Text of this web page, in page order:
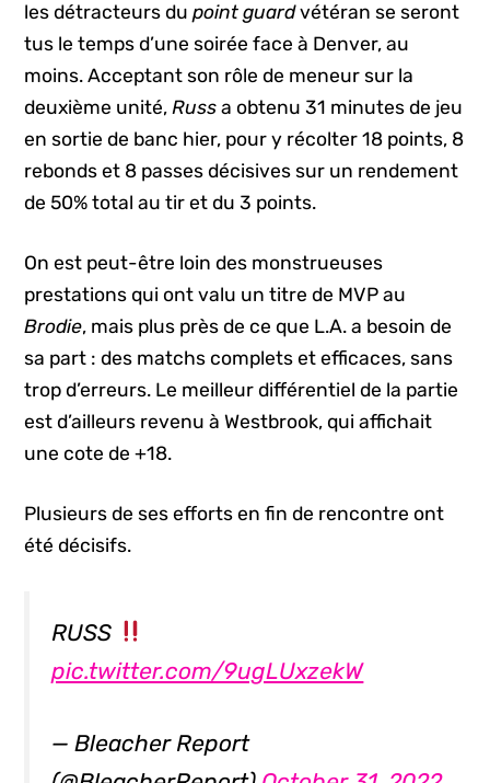
les détracteurs dupoint guardvétéran se seront
tus le temps d’une soirée face à Denver, au
moins. Acceptant son rôle de meneur sur la
deuxième unité, Russa obtenu 31 minutes de jeu
en sortie de banc hier, pour y récolter 18 points, 8
rebonds et 8 passes décisives sur un rendement
de 50% total au tir et du 3 points.
On est peut-être loin des monstrueuses
prestations qui ont valu un titre de MVP au
Brodie, mais plus près de ce que L.A. a besoin de
sa part : des matchs complets et efficaces, sans
trop d’erreurs. Le meilleur différentiel de la partie
est d’ailleurs revenu à Westbrook, qui affichait
une cote de +18.
Plusieurs de ses efforts en fin de rencontre ont
été décisifs.
RUSS
pic.twitter.com/9ugLUxzekW
— Bleacher Report